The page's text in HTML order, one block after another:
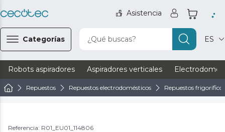
Asistencia
Categorías ¿Qué buscas? ES
Robots aspiradores Aspiradores verticales
Repuestos Repuestos electrodomésticos Repuestos frigoríficos
Referencia: R01_EU01_114806